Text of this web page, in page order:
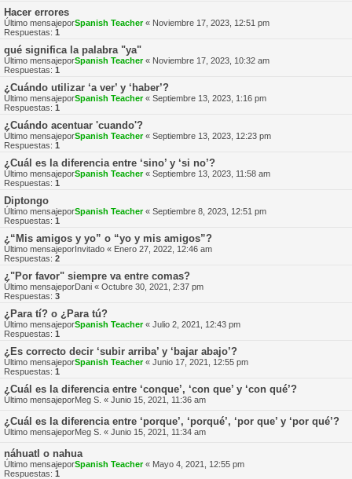
Hacer errores
Último mensajeporSpanish Teacher« Noviembre 17, 2023, 12:51 pm
Respuestas: 1
qué significa la palabra "ya"
Último mensajeporSpanish Teacher« Noviembre 17, 2023, 10:32 am
Respuestas: 1
¿Cuándo utilizar ‘a ver’ y ‘haber’?
Último mensajeporSpanish Teacher« Septiembre 13, 2023, 1:16 pm
Respuestas: 1
¿Cuándo acentuar 'cuando'?
Último mensajeporSpanish Teacher« Septiembre 13, 2023, 12:23 pm
Respuestas: 1
¿Cuál es la diferencia entre ‘sino’ y ‘si no’?
Último mensajeporSpanish Teacher« Septiembre 13, 2023, 11:58 am
Respuestas: 1
Diptongo
Último mensajeporSpanish Teacher« Septiembre 8, 2023, 12:51 pm
Respuestas: 1
¿“Mis amigos y yo” o “yo y mis amigos”?
Último mensajeporInvitado « Enero 27, 2022, 12:46 am
Respuestas: 2
¿"Por favor" siempre va entre comas?
Último mensajeporDani « Octubre 30, 2021, 2:37 pm
Respuestas: 3
¿Para tí? o ¿Para tú?
Último mensajeporSpanish Teacher« Julio 2, 2021, 12:43 pm
Respuestas: 1
¿Es correcto decir ‘subir arriba’ y ‘bajar abajo’?
Último mensajeporSpanish Teacher« Junio 17, 2021, 12:55 pm
Respuestas: 1
¿Cuál es la diferencia entre ‘conque’, ‘con que’ y ‘con qué’?
Último mensajeporMeg S. « Junio 15, 2021, 11:36 am
¿Cuál es la diferencia entre ‘porque’, ‘porqué’, ‘por que’ y ‘por qué’?
Último mensajeporMeg S. « Junio 15, 2021, 11:34 am
náhuatl o nahua
Último mensajeporSpanish Teacher« Mayo 4, 2021, 12:55 pm
Respuestas: 1